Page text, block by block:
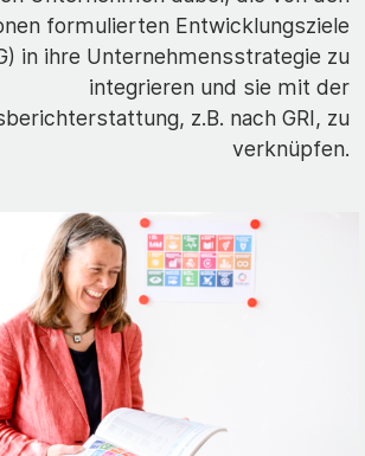
formulierten Entwicklungsziele
in ihre Unternehmensstrategie zu
integrieren und sie mit der
z.B. nach GRI, zu
verknüpfen.